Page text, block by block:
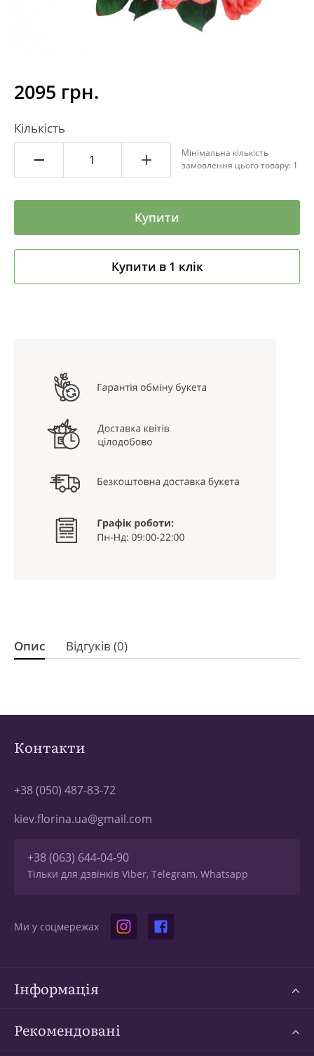
2095 грн.
Кількість
Мінімальна кількість
замовлення цього товару: 1
Купити
Купити в 1 клік
Опис Відгуків (0)
Контакти
+38 (050) 487-83-72
kiev.florina.ua@gmail.com
+38 (063) 644-04-90
Тільки для дзвінків Viber, Telegram, Whatsapp
Ми у соцмережах
Інформація
Рекомендовані